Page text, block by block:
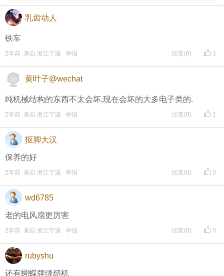
乳齿动人
铁车
1
2年前 来自 浙江宁波 举报 回复 (0)
黄叶子@wechat
纯机械结构的东西不太会坏,现在会坏的大多电子类的.
1
2年前 来自 浙江宁波 举报 回复 (0)
抠脚大汉
保养的好
0
2年前 来自 浙江宁波 举报 回复 (0)
wd6785
老的电风扇更厉害
0
2年前 来自 浙江宁波 举报 回复 (0)
rubyshu
还有蝴蝶牌缝纫机